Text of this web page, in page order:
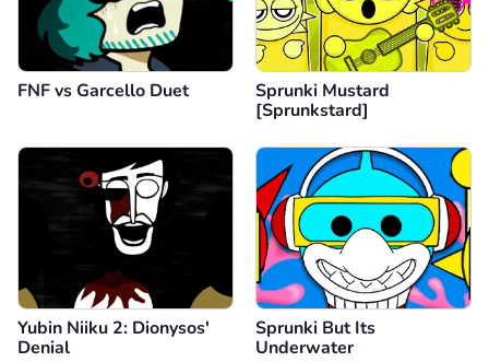
FNF vs Garcello Duet
Sprunki Mustard
[Sprunkstard]
Yubin Niiku 2: Dionysos'
Denial
Sprunki But Its
Underwater